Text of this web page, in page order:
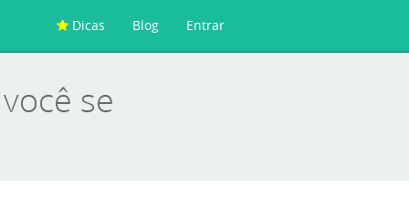
Dicas Blog Entrar
se